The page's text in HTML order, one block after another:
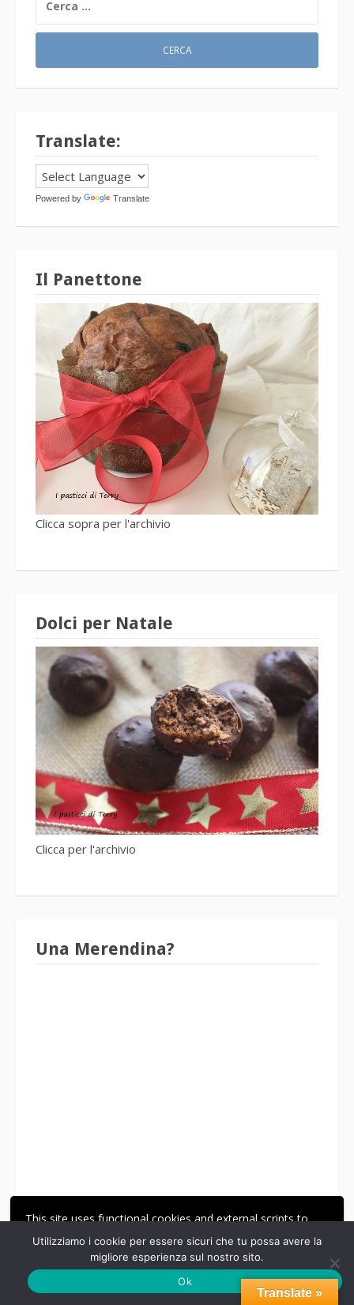
This site uses functional cookies and external scripts to
improve your experience.
LE MIE IMPOSTAZIONI
ACCETTA
PER:
Translate:
Powered by Translate
Il Panettone
Clicca sopra per l'archivio
Dolci per Natale
Clicca per l'archivio
Una Merendina?
Translate »
Utilizziamo i cookie per essere sicuri che tu possa avere la
migliore esperienza sul nostro sito.
Ok